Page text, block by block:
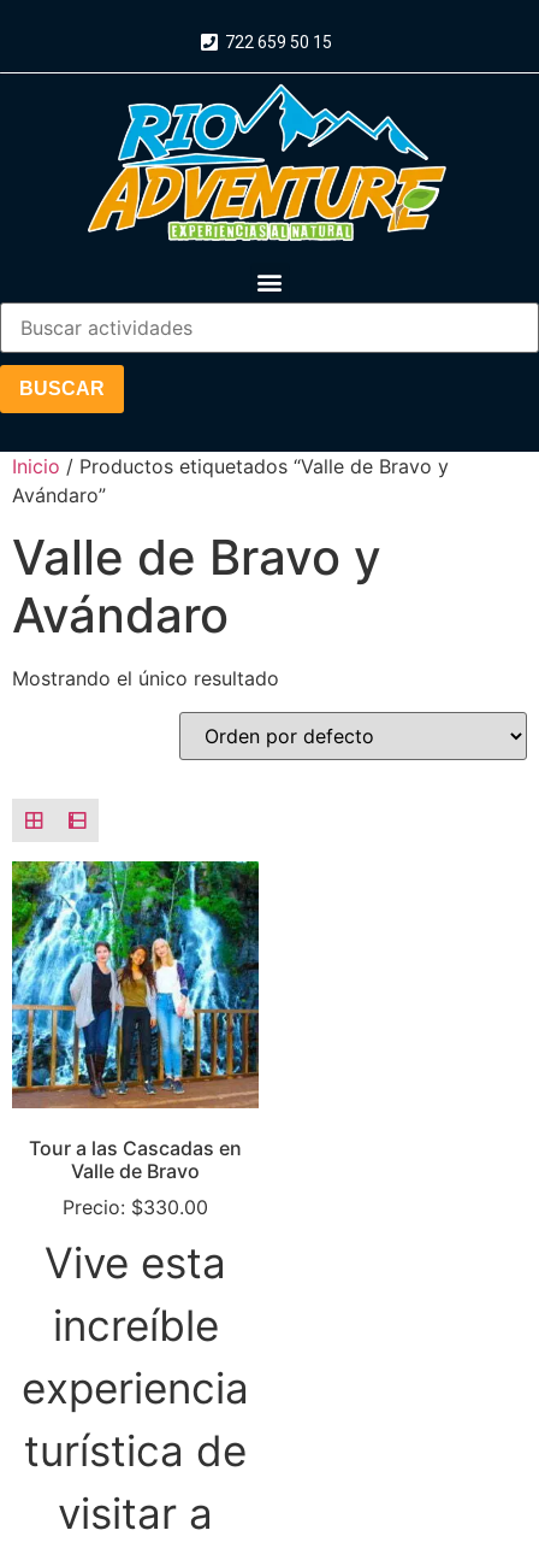
722 659 50 15
Inicio / Productos etiquetados “Valle de Bravo y
Avándaro”
Valle de Bravo y
Avándaro
Mostrando el único resultado
Tour a las Cascadas en
Valle de Bravo
Precio: $330.00
Vive esta
increíble
experiencia
turística de
visitar a